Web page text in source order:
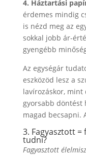
4. Háztartási
érdemes mindig
is nézd meg az
sokkal jobb ár-
gyengébb
Az egységár
eszközöd lesz a
lavírozáskor, mint
gyorsabb döntést
magad becsapni.
3. Fagyasztott
tudni?
Fagyasztott